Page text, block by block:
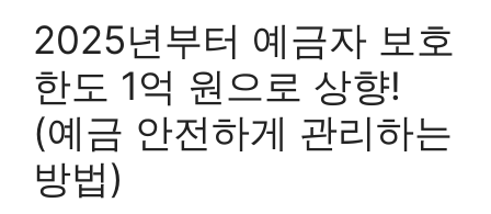
2025년부터 예금자 보호
한도 1억 원으로 상향!
(예금 안전하게 관리하는
방법)